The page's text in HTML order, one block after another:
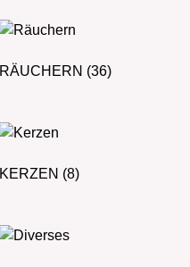
RÄUCHERN (36)
KERZEN (8)